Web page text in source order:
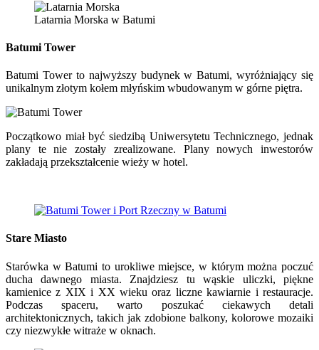
Latarnia Morska w Batumi
Batumi Tower
Batumi Tower to najwyższy budynek w Batumi, wyróżniający się
unikalnym złotym kołem młyńskim wbudowanym w górne piętra.
Początkowo miał być siedzibą Uniwersytetu Technicznego, jednak
plany te nie zostały zrealizowane. Plany nowych inwestorów
zakładają przekształcenie wieży w hotel.
Stare Miasto
Starówka w Batumi to urokliwe miejsce, w którym można poczuć
ducha dawnego miasta. Znajdziesz tu wąskie uliczki, piękne
kamienice z XIX i XX wieku oraz liczne kawiarnie i restauracje.
Podczas spaceru, warto poszukać ciekawych detali
architektonicznych, takich jak zdobione balkony, kolorowe mozaiki
czy niezwykłe witraże w oknach.